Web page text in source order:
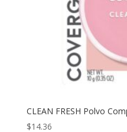
CLEAN FRESH Polvo
$14.36